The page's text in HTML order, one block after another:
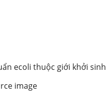
ecoli thuộc giới khởi sinh